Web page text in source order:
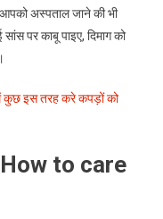
अस्पताल जाने की भी
पर काबू पाइए, दिमाग को
कुछ इस तरह करे कपड़ों को
(How to care